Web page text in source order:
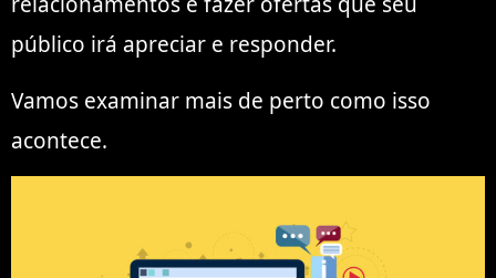
público irá apreciar e responder.
Vamos examinar mais de perto como isso
acontece.